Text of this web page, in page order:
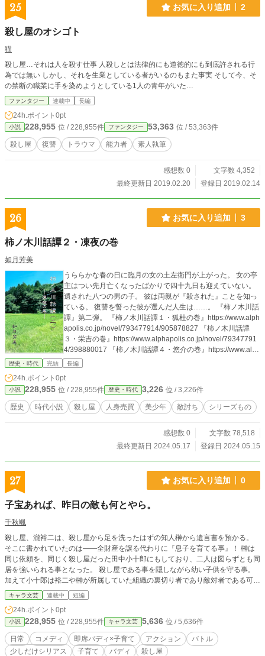
25 お気に入り追加 2
殺し屋のオシゴト
猫
殺し屋…それは人を殺す仕事 人殺しとは法律的にも道徳的にも到底許される行
為では無い しかし、それを生業としている者がいるのもまた事実 そして今、そ
の禁断の職業に手を染めようとしている1人の青年がいた…
ファンタジー 連載中 長編
24h.ポイント 0pt
小説 228,955 位 / 228,955件 ファンタジー 53,363 位 / 53,363件
殺し屋 復讐 トラウマ 能力者 素人執筆
感想数 0
文字数 4,352
最終更新日 2019.02.20
登録日 2019.02.14
26 お気に入り追加 3
柿ノ木川話譚２・凍夜の巻
如月芳美
うららかな春の日に臨月の女の土左衛門が上がった。 女の亭
主はつい先月亡くなったばかりで四十九日も迎えていない。
遺された八つの男の子。 彼は両親が『殺された』ことを知っ
ている。 復讐を誓った彼が選んだ人生は……。 『柿ノ木川話
譚』第二弾。 『柿ノ木川話譚１・狐杜の巻』https://www.alph
apolis.co.jp/novel/793477914/905878827 『柿ノ木川話譚
３・栄吉の巻』https://www.alphapolis.co.jp/novel/79347791
4/398880017 『柿ノ木川話譚４・悠介の巻』https://www.alph
apolis.co.jp/novel/793477914/642880356
歴史・時代 完結 長編
24h.ポイント 0pt
小説 228,955 位 / 228,955件 歴史・時代 3,226 位 / 3,226件
歴史 時代小説 殺し屋 人身売買 美少年 敵討ち シリーズもの
感想数 0
文字数 78,518
最終更新日 2024.05.17
登録日 2024.05.15
27 お気に入り追加 0
子宝あれば、昨日の敵も何とやら。
千秋颯
殺し屋、瀧裕二は、殺し屋から足を洗ったはずの知人榊から遺言書を預かる。
そこに書かれていたのは――全財産を譲る代わりに『息子を育てる事』！ 榊は
同じ依頼を、同じく殺し屋だった田中小十郎にもしており、二人は図らずとも同
居を強いられる事となった。 殺し屋である事を隠しながら幼い子供を守る事。
加えて小十郎は裕二や榊が所属していた組織の裏切り者であり敵対者である可能
性……。 いくつもの問題を抱えながら、裕二は子育てに奮闘する。 殺し屋×偽
夫婦（？）×子育てによるドタバタ奮闘記、ここに開幕！
キャラ文芸 連載中 短編
24h.ポイント 0pt
小説 228,955 位 / 228,955件 キャラ文芸 5,636 位 / 5,636件
日常 コメディ 即席バディ×子育て アクション
バトル
少しだけシリアス
子育て バディ 殺し屋